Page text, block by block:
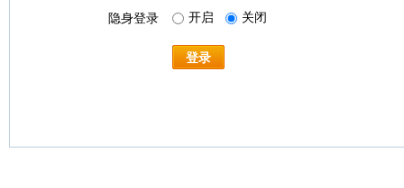
隐身登录 开启 关闭
登录